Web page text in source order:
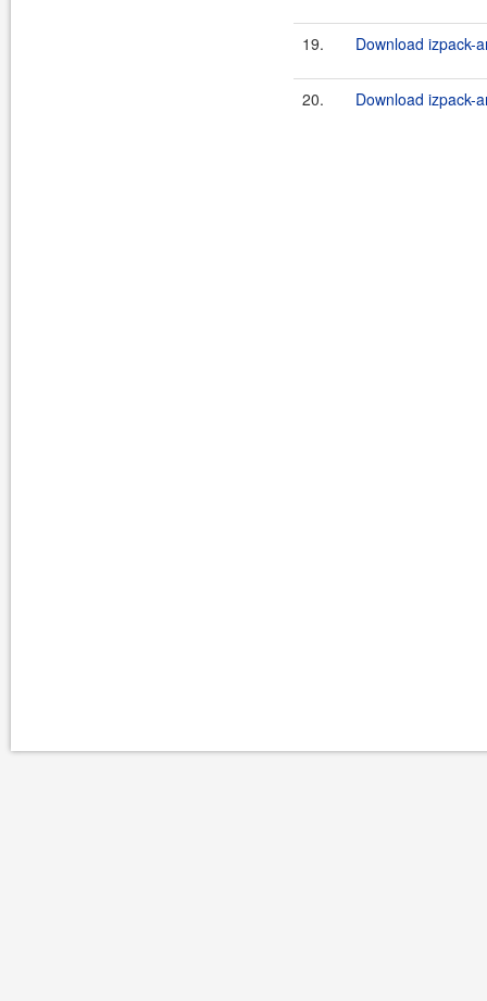
19. Download izpack-
20. Download izpack-